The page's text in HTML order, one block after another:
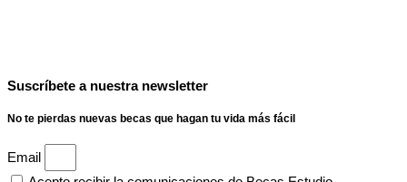
Suscríbete a nuestra newsletter
No te pierdas nuevas becas que hagan tu vida más fácil
Email